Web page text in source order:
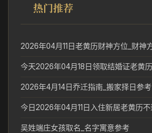
热门推荐
2026年4月14日乔迁指南_搬家择日参考
吴姓端庄女孩取名_名字寓意参考